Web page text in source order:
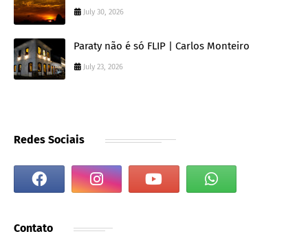
July 30, 2026
Paraty não é só FLIP | Carlos Monteiro
July 23, 2026
Redes Sociais
Contato